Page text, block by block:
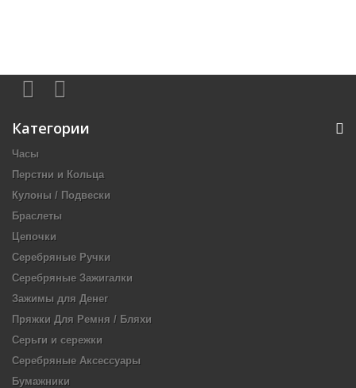
Категории
Часы
Перстни и Кольца
Кулоны / Подвески
Браслеты
Цепочки
Серебряные Ручки
Серебряные Зажигалки
Зажимы для Денег
Пряжки Для Ремня / Бляхи
Серьги и сережки
Серебряные Аксессуары
Бумажники